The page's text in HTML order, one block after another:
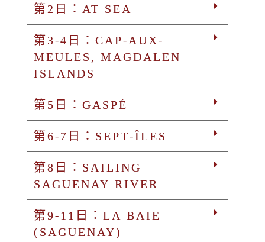
第2日：AT SEA
第3-4日：CAP-AUX-
MEULES, MAGDALEN
ISLANDS
第5日：GASPÉ
第6-7日：SEPT-ÎLES
第8日：SAILING
SAGUENAY RIVER
第9-11日：LA BAIE
(SAGUENAY)